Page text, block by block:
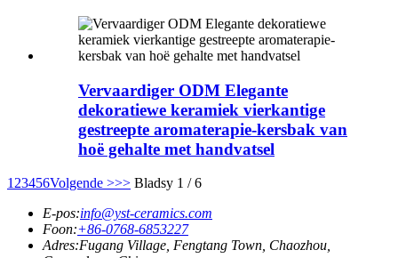
Vervaardiger ODM Elegante
dekoratiewe keramiek vierkantige
gestreepte aromaterapie-kersbak van
hoë gehalte met handvatsel
1 23456Volgende >>> Bladsy 1 / 6
E-pos:info@yst-ceramics.com
Foon:+86-0768-6853227
Adres:Fugang Village, Fengtang Town, Chaozhou,